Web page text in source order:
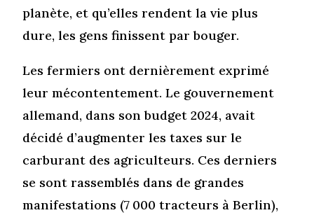
planète, et qu’elles rendent la vie plus
dure, les gens finissent par bouger.
Les fermiers ont dernièrement exprimé
leur mécontentement. Le gouvernement
allemand, dans son budget 2024, avait
décidé d’augmenter les taxes sur le
carburant des agriculteurs. Ces derniers
se sont rassemblés dans de grandes
manifestations (7 000 tracteurs à Berlin),